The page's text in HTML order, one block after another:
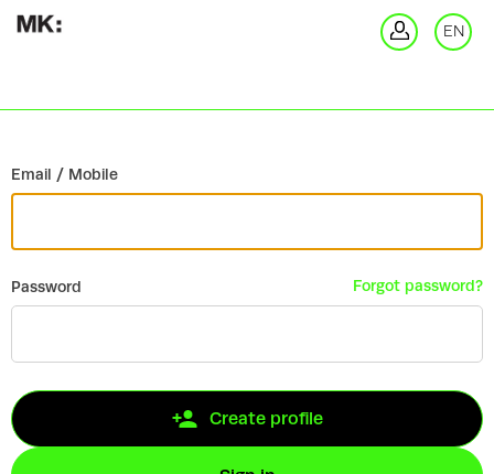
EN
Email / Mobile
Password Forgot password?
Create profile